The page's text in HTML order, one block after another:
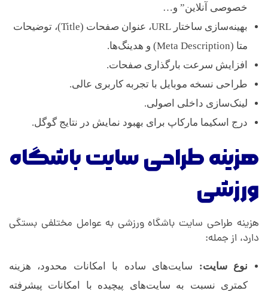
خصوصی آنلاین” و…
بهینه‌سازی ساختار URL، عنوان صفحات (Title)، توضیحات
متا (Meta Description) و هدینگ‌ها.
افزایش سرعت بارگذاری صفحات.
طراحی نسخه موبایل با تجربه کاربری عالی.
لینک‌سازی داخلی اصولی.
درج اسکیما مارکاپ برای بهبود نمایش در نتایج گوگل.
هزینه طراحی سایت باشگاه
ورزشی
هزینه طراحی سایت باشگاه ورزشی به عوامل مختلفی بستگی
دارد، از جمله:
نوع سایت: سایت‌های ساده با امکانات محدود، هزینه
کمتری نسبت به سایت‌های پیچیده با امکانات پیشرفته